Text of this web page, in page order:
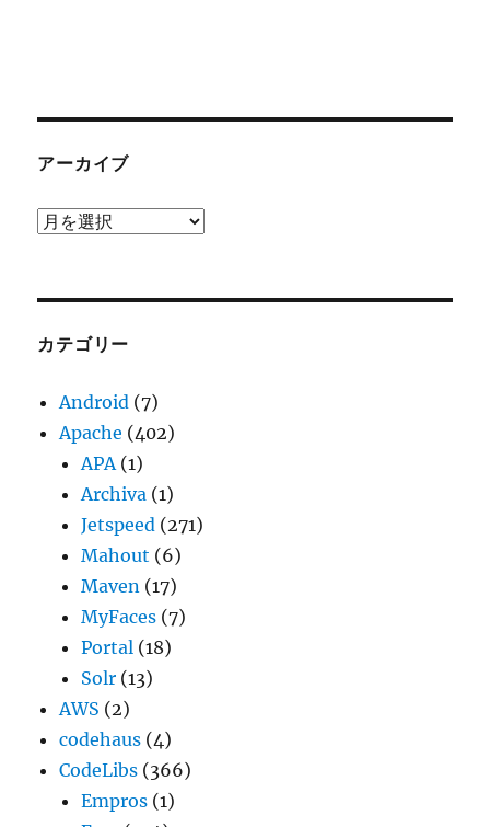
アーカイブ
ア
ブ
カテゴリー
Android (7)
Apache (402)
APA(1)
Archiva (1)
Jetspeed (271)
Mahout (6)
Maven (17)
MyFaces (7)
Portal (18)
Solr (13)
AWS (2)
codehaus (4)
CodeLibs (366)
Empros (1)